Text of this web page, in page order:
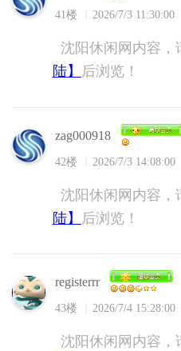
41楼 2026/7/3 11:30:00
沈阳休闲网内容，
陆】
后浏览！
zag000918
42楼 2026/7/3 14:08:00
沈阳休闲网内容，
陆】
后浏览！
registerrr
43楼 2026/7/4 15:28:00
沈阳休闲网内容，